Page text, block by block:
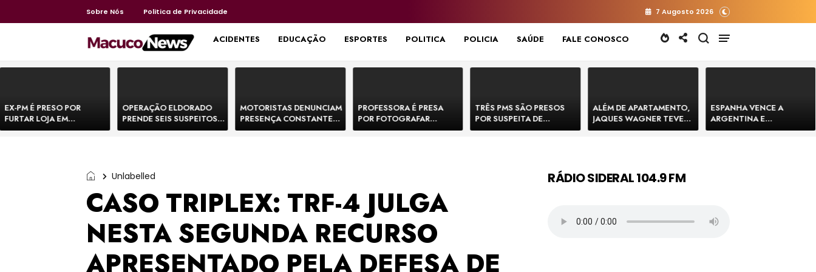
Sobre Nós Politica de Privacidade 7 Augosto 2026
HOME ACIDENTES EDUCAÇÃO ESPORTES POLITICA POLICIA SAÚDE FALE CONOSCO
EX-PM É PRESO POR
FURTAR LOJA EM
SHOPPING NA BAHIA E
OPERAÇÃO ELDORADO
PRENDE SEIS SUSPEITOS
DE MOVIMENTAR R$ 25
MOTORISTAS DENUNCIAM
PRESENÇA CONSTANTE
DE BOVINOS NA BR-330 E
PROFESSORA É PRESA
POR FOTOGRAFAR
PARTES ÍNTIMAS DE
TRÊS PMS SÃO PRESOS
POR SUSPEITA DE
EXECUTAR DOIS HOMENS
ALÉM DE APARTAMENTO,
JAQUES WAGNER TEVE
VENDA DE TERRENO PARA
ESPANHA VENCE A
ARGENTINA E
CONQUISTA A COPA DO
Unlabelled
CASO TRIPLEX: TRF-4 JULGA
NESTA SEGUNDA RECURSO
APRESENTADO PELA DEFESA DE
RÁDIO SIDERAL 104.9 FM